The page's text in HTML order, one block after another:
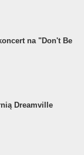
na "Don't Be
Dreamville